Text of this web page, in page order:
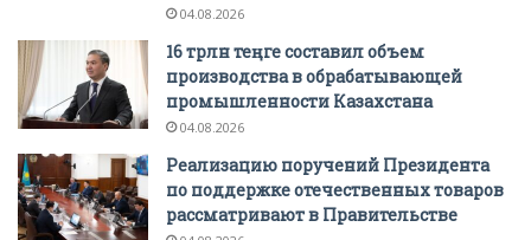
04.08.2026
16 трлн теңге составил объем
производства в обрабатывающей
промышленности Казахстана
04.08.2026
Реализацию поручений Президента
по поддержке отечественных товаров
рассматривают в Правительстве